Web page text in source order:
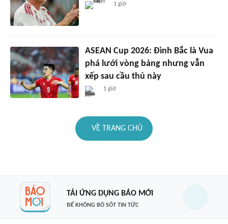
1 giờ
ASEAN Cup 2026: Đình Bắc là Vua
phá lưới vòng bảng nhưng vẫn
xếp sau cầu thủ này
1 giờ
VỀ TRANG CHỦ
TẢI ỨNG DỤNG BÁO MỚI
ĐỂ KHÔNG BỎ SÓT TIN TỨC